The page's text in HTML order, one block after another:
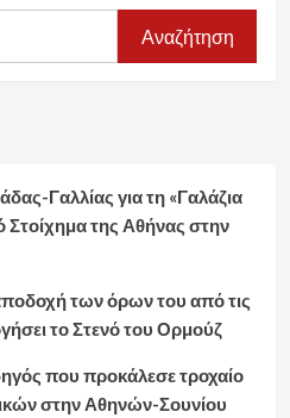
Γαλλίας για τη «Γαλάζια
Στοίχημα της Αθήνας στην
των όρων του από τις
το Στενό του Ορμούζ
που προκάλεσε τροχαίο
στην Αθηνών-Σουνίου